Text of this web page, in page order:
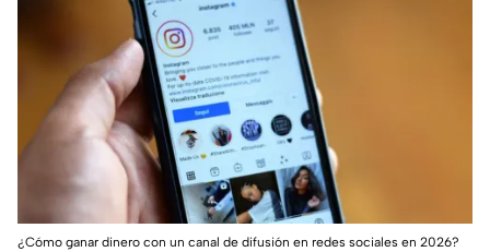
¿Cómo ganar dinero con un canal de difusión en redes sociales en 2026?